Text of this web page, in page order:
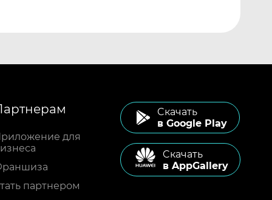
для
партнером
Cкачать
в Google Play
Cкачать
в AppGallery